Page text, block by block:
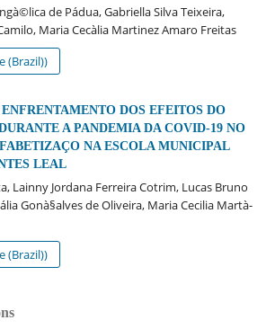
de Pádua, Gabriella Silva Teixeira,
Maria Cecà­lia Martinez Amaro Freitas
(Brazil))
DOS EFEITOS DO
A PANDEMIA DA COVID-19 NO
NA ESCOLA MUNICIPAL
LEAL
Lainny Jordana Ferreira Cotrim, Lucas Bruno
Gonà§alves de Oliveira, Maria Cecilia Martà­
(Brazil))